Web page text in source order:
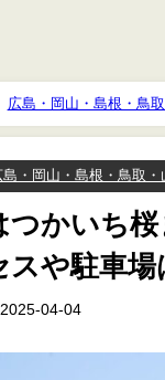
広島・岡山・島根・鳥
島・岡山・島根・鳥取・
つかいち桜
スや駐車場
2025-04-04